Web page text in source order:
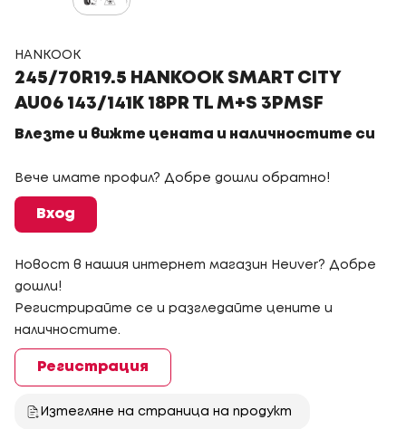
HANKOOK
245/70R19.5 HANKOOK SMART CITY
AU06 143/141K 18PR TL M+S 3PMSF
Влезте и вижте цената и наличностите си
Вече имате профил? Добре дошли обратно!
Вход
Новост в нашия интернет магазин Heuver? Добре
дошли!
Регистрирайте се и разгледайте цените и
наличностите.
Регистрация
Изтегляне на страница на продукт